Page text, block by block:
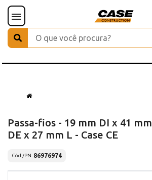
Passa-fios - 19 mm DI x 41 mm
DE x 27 mm L - Case CE
Cód./PN 86976974